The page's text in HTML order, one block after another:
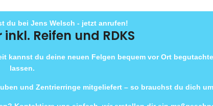
du bei Jens Welsch - jetzt anrufen!
Reifen und RDKS
kannst du deine neuen Felgen bequem vor Ort
lassen.
und Zentrierringe mitgeliefert – so brauchst du dich